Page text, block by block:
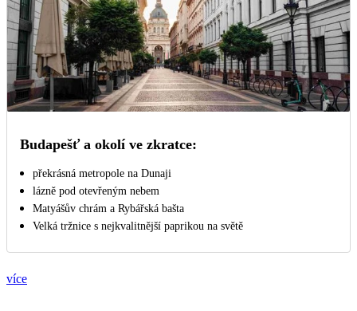
Budapešť a okolí ve zkratce:
překrásná metropole na Dunaji
lázně pod otevřeným nebem
Matyášův chrám a Rybářská bašta
Velká tržnice s nejkvalitnější paprikou na světě
více